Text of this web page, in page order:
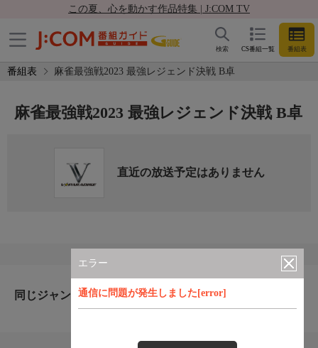
この夏、心を動かす作品特集 | J:COM TV
CS番組一覧 番組表
検索
番組表 麻雀最強戦2023 最強レジェンド決戦 B卓
エラー
通信に問題が発生しました[error]
麻雀最強戦2023 最強レジェンド決戦 B卓
直近の放送予定はありません
同じジャンルのおすすめ番組